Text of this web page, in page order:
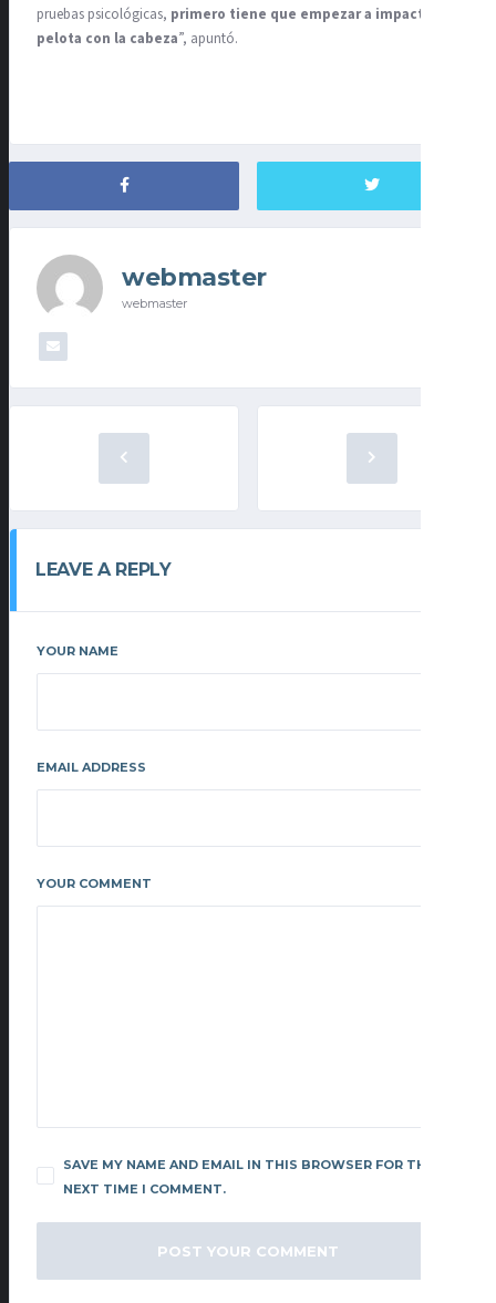
pruebas psicológicas, primero tiene que empezar a impactar la
pelota con la cabeza”, apuntó.
webmaster
webmaster
LEAVE A REPLY
YOUR NAME
EMAIL ADDRESS
YOUR COMMENT
SAVE MY NAME AND EMAIL IN THIS BROWSER FOR THE
NEXT TIME I COMMENT.